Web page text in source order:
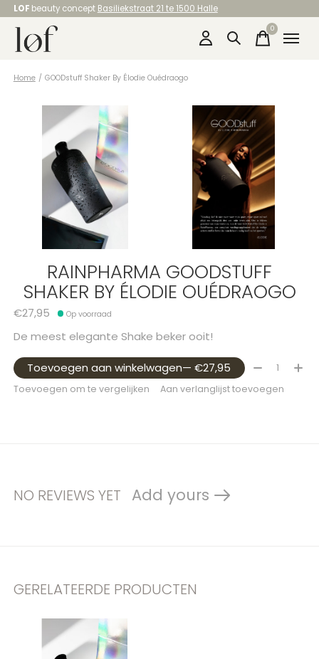
LOF beauty concept Basiliekstraat 21 te 1500 Halle
0items
Home / GOODstuff Shaker By Élodie Ouédraogo
RAINPHARMA GOODSTUFF
SHAKER BY ÉLODIE OUÉDRAOGO
€27,95 Op voorraad
De meest elegante Shake beker ooit!
Toevoegen aan winkelwagen — €27,95 Aantal:
Toevoegen om te vergelijken Aan verlanglijst toevoegen
NO REVIEWS YET Add yours
GERELATEERDE PRODUCTEN
Carousel items